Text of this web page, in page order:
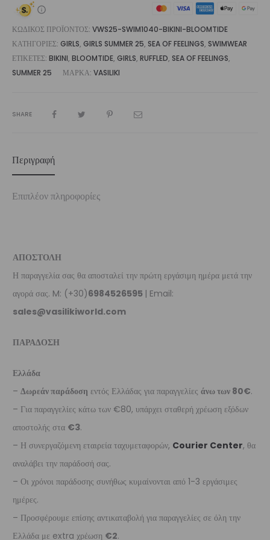
ΚΩΔΙΚΌΣ ΠΡΟΪΌΝΤΟΣ: VWS25-SWIM1040-BIKINI-BLOOMTIDE
ΚΑΤΗΓΟΡΊΕΣ: GIRLS, GIRLS SUMMER 25, SEA OF FEELINGS, SWIMWEAR
ΕΤΙΚΈΤΕΣ: BIKINI, BLOOMTIDE, GIRLS, RUFFLED, SEA OF FEELINGS,
SUMMER 25
ΜΆΡΚΑ: VASILIKI
SHARE
Περιγραφή
Επιπλέον πληροφορίες
ΑΠΟΣΤΟΛΗ
Η παραγγελία σας θα αποσταλεί την πρώτη εργάσιμη ημέρα μετά την
αγορά σας. M: (+30)6984526595 | Email:
sales@vasilikiworld.com
ΠΑΡΑΔΟΣΗ
Ελλάδα
– Δωρεάν παράδοση εντός Ελλάδας για παραγγελίες άνω των 80€.
– Για παραγγελίες κάτω των €80, υπάρχει σταθερή χρέωση εξόδων
αποστολής στα €3.
– Η συνεργαζόμενη εταιρεία ταχυμεταφορών, Courier Center, θα
αναλάβει την παράδοσή σας.
– Οι χρόνοι παράδοσης συνήθως κυμαίνονται από 1-3 εργάσιμες
ημέρες.
– Προσφέρουμε επίσης αντικαταβολή για παραγγελίες σε όλη την
Ελλάδα με extra χρέωση €2.